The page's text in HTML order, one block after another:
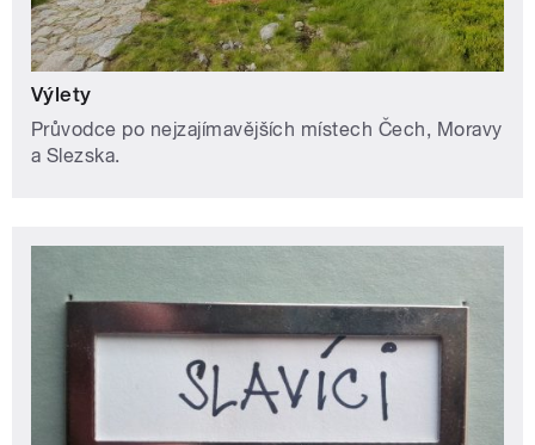
Výlety
Průvodce po nejzajímavějších místech Čech, Moravy
a Slezska.